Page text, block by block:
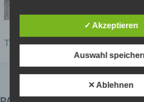
Tanzstudio Radeva 10
Übereinstimmung mit den für uns
landesspezifischen
Mittels dieser
Unternehmen die Öffentlichkeit
und Zweck der von uns
verarbeiteten
informieren. Ferner werden
mittels dieser
zustehenden Rechte aufgeklärt.
✓ Akzeptieren
Auswahl
✕ Ablehnen